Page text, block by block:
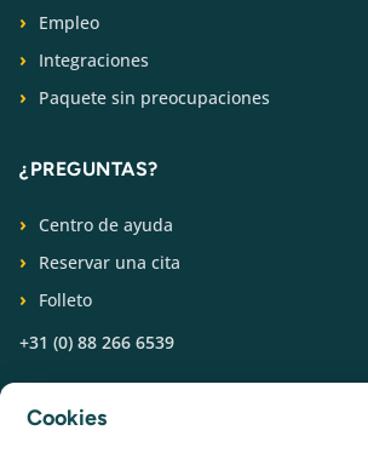
Empleo
Integraciones
Paquete sin preocupaciones
¿PREGUNTAS?
Centro de ayuda
Reservar una cita
Folleto
+31 (0) 88 266 6539
Cookies